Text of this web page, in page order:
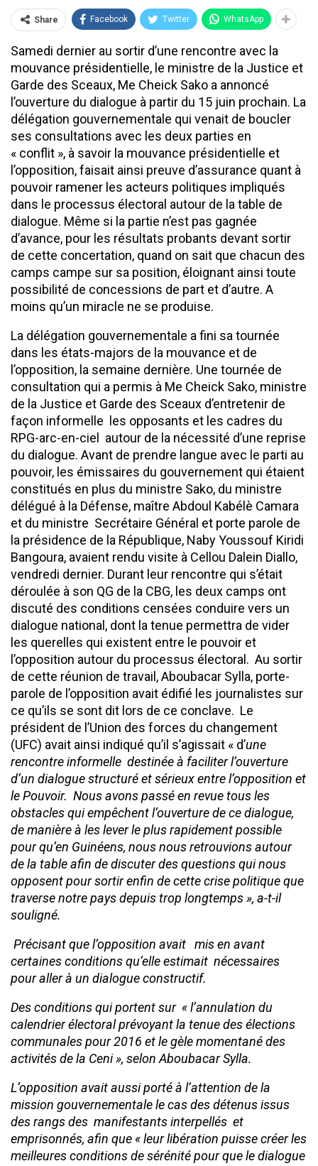
Share Facebook Twitter WhatsApp
Samedi dernier au sortir d’une rencontre avec la
mouvance présidentielle, le ministre de la Justice et
Garde des Sceaux, Me Cheick Sako a annoncé
l’ouverture du dialogue à partir du 15 juin prochain. La
délégation gouvernementale qui venait de boucler
ses consultations avec les deux parties en
« conflit », à savoir la mouvance présidentielle et
l’opposition, faisait ainsi preuve d’assurance quant à
pouvoir ramener les acteurs politiques impliqués
dans le processus électoral autour de la table de
dialogue. Même si la partie n’est pas gagnée
d’avance, pour les résultats probants devant sortir
de cette concertation, quand on sait que chacun des
camps campe sur sa position, éloignant ainsi toute
possibilité de concessions de part et d’autre. A
moins qu’un miracle ne se produise.
La délégation gouvernementale a fini sa tournée
dans les états-majors de la mouvance et de
l’opposition, la semaine dernière. Une tournée de
consultation qui a permis à Me Cheick Sako, ministre
de la Justice et Garde des Sceaux d’entretenir de
façon informelle les opposants et les cadres du
RPG-arc-en-ciel autour de la nécessité d’une reprise
du dialogue. Avant de prendre langue avec le parti au
pouvoir, les émissaires du gouvernement qui étaient
constitués en plus du ministre Sako, du ministre
délégué à la Défense, maître Abdoul Kabélè Camara
et du ministre Secrétaire Général et porte parole de
la présidence de la République, Naby Youssouf Kiridi
Bangoura, avaient rendu visite à Cellou Dalein Diallo,
vendredi dernier. Durant leur rencontre qui s’était
déroulée à son QG de la CBG, les deux camps ont
discuté des conditions censées conduire vers un
dialogue national, dont la tenue permettra de vider
les querelles qui existent entre le pouvoir et
l’opposition autour du processus électoral. Au sortir
de cette réunion de travail, Aboubacar Sylla, porte-
parole de l’opposition avait édifié les journalistes sur
ce qu’ils se sont dit lors de ce conclave. Le
président de l’Union des forces du changement
(UFC) avait ainsi indiqué qu’il s’agissait « d’une
rencontre informelle destinée à faciliter l’ouverture
d’un dialogue structuré et sérieux entre l’opposition et
le Pouvoir. Nous avons passé en revue tous les
obstacles qui empêchent l’ouverture de ce dialogue,
de manière à les lever le plus rapidement possible
pour qu’en Guinéens, nous nous retrouvions autour
de la table afin de discuter des questions qui nous
opposent pour sortir enfin de cette crise politique que
traverse notre pays depuis trop longtemps », a-t-il
souligné.
Précisant que l’opposition avait mis en avant
certaines conditions qu’elle estimait nécessaires
pour aller à un dialogue constructif.
Des conditions qui portent sur « l’annulation du
calendrier électoral prévoyant la tenue des élections
communales pour 2016 et le gèle momentané des
activités de la Ceni », selon Aboubacar Sylla.
L’opposition avait aussi porté à l’attention de la
mission gouvernementale le cas des détenus issus
des rangs des manifestants interpellés et
emprisonnés, afin que « leur libération puisse créer les
meilleures conditions de sérénité pour que le dialogue